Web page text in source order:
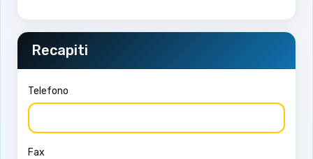
Recapiti
Telefono
Fax